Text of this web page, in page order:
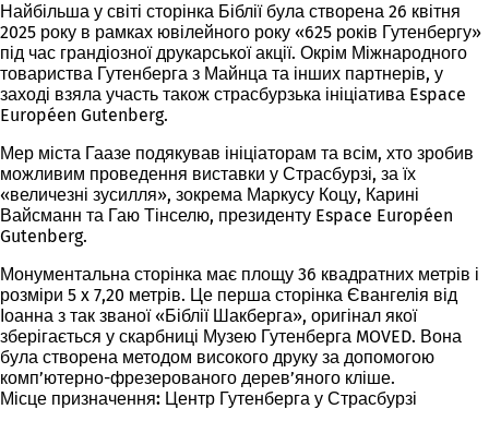
Найбільша у світі сторінка Біблії була створена 26 квітня
2025 року в рамках ювілейного року «625 років Гутенбергу»
під час грандіозної друкарської акції. Окрім Міжнародного
товариства Гутенберга з Майнца та інших партнерів, у
заході взяла участь також страсбурзька ініціатива Espace
Européen Gutenberg.
Мер міста Гаазе подякував ініціаторам та всім, хто зробив
можливим проведення виставки у Страсбурзі, за їх
«величезні зусилля», зокрема Маркусу Коцу, Карині
Вайсманн та Гаю Тінселю, президенту Espace Européen
Gutenberg.
Монументальна сторінка має площу 36 квадратних метрів і
розміри 5 x 7,20 метрів. Це перша сторінка Євангелія від
Іоанна з так званої «Біблії Шакберга», оригінал якої
зберігається у скарбниці Музею Гутенберга MOVED. Вона
була створена методом високого друку за допомогою
комп’ютерно-фрезерованого дерев’яного кліше.
Місце призначення: Центр Гутенберга у Страсбурзі